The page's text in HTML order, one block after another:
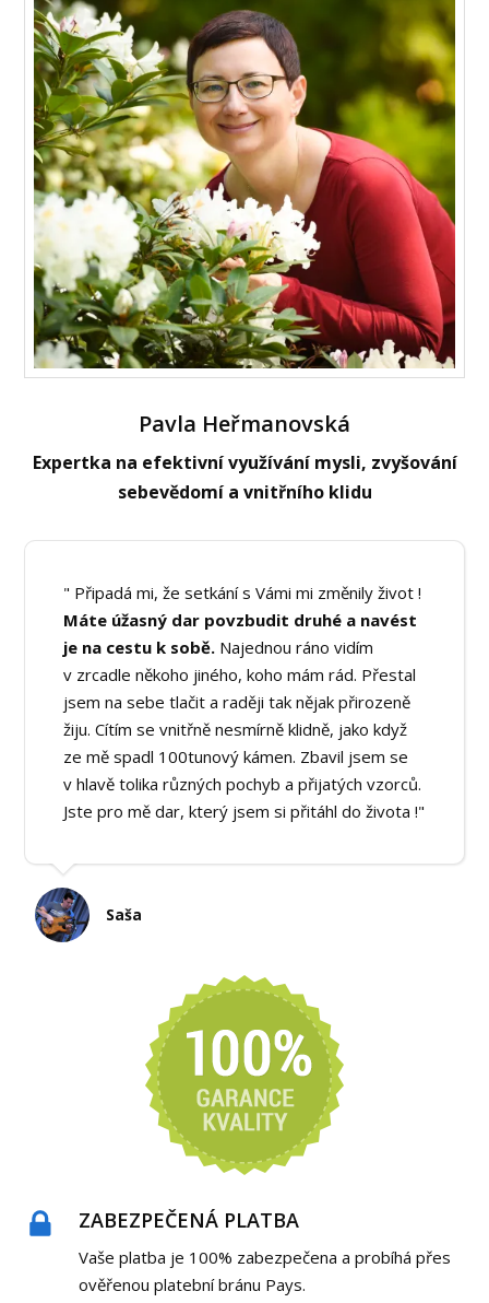
Pavla Heřmanovská
Expertka na efektivní využívání mysli, zvyšování
sebevědomí a vnitřního klidu
" Připadá mi, že setkání s Vámi mi změnily život !
Máte úžasný dar povzbudit druhé a navést
je na cestu k sobě. Najednou ráno vidím
v zrcadle někoho jiného, koho mám rád. Přestal
jsem na sebe tlačit a raději tak nějak přirozeně
žiju. Cítím se vnitřně nesmírně klidně, jako když
ze mě spadl 100tunový kámen. Zbavil jsem se
v hlavě tolika různých pochyb a přijatých vzorců.
Jste pro mě dar, který jsem si přitáhl do života !"
Saša
ZABEZPEČENÁ PLATBA
Vaše platba je 100% zabezpečena a probíhá přes
ověřenou platební bránu Pays.